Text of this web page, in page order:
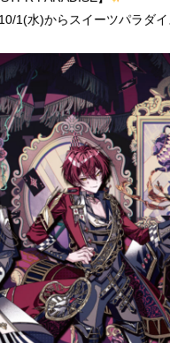
1(水)からスイーツパラダ